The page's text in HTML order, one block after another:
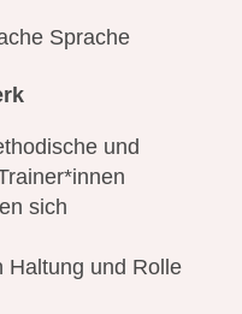
Sprache
und
sich
Haltung und Rolle